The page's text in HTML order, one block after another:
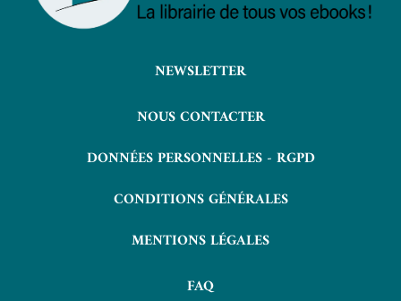
NEWSLETTER
NOUS CONTACTER
DONNÉES PERSONNELLES - RGPD
CONDITIONS GÉNÉRALES
MENTIONS LÉGALES
FAQ